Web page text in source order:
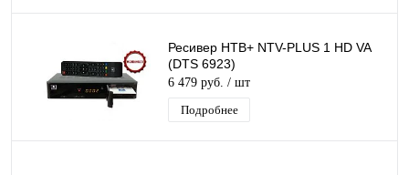
Ресивер НТВ+ NTV-PLUS 1 HD VA
(DTS 6923)
6 479 руб. / шт
Подробнее